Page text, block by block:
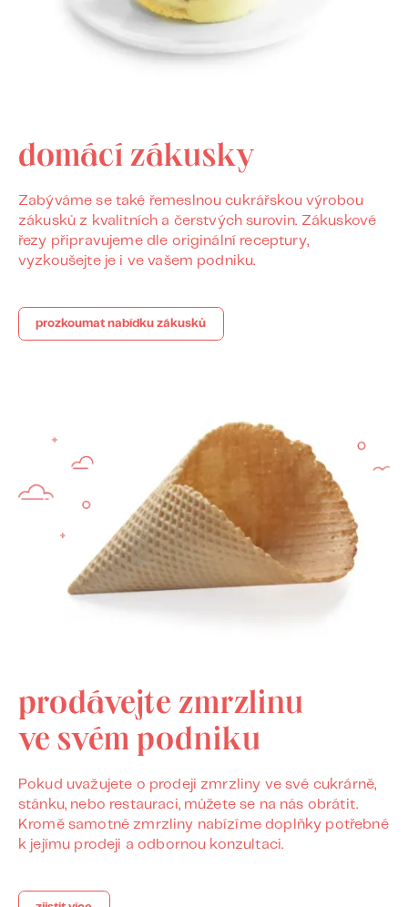
domácí zákusky
Zabýváme se také řemeslnou cukrářskou výrobou
zákusků z kvalitních a čerstvých surovin. Zákuskové
řezy připravujeme dle originální receptury,
vyzkoušejte je i ve vašem podniku.
prozkoumat nabídku zákusků
prodávejte zmrzlinu
ve svém podniku
Pokud uvažujete o prodeji zmrzliny ve své cukrárně,
stánku, nebo restauraci, můžete se na nás obrátit.
Kromě samotné zmrzliny nabízíme doplňky potřebné
k jejímu prodeji a odbornou konzultaci.